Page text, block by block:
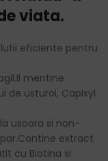
viata.
eficiente pentru
mentine
de usturoi, Capixyl
usoara si non-
extract
cu Biotina si